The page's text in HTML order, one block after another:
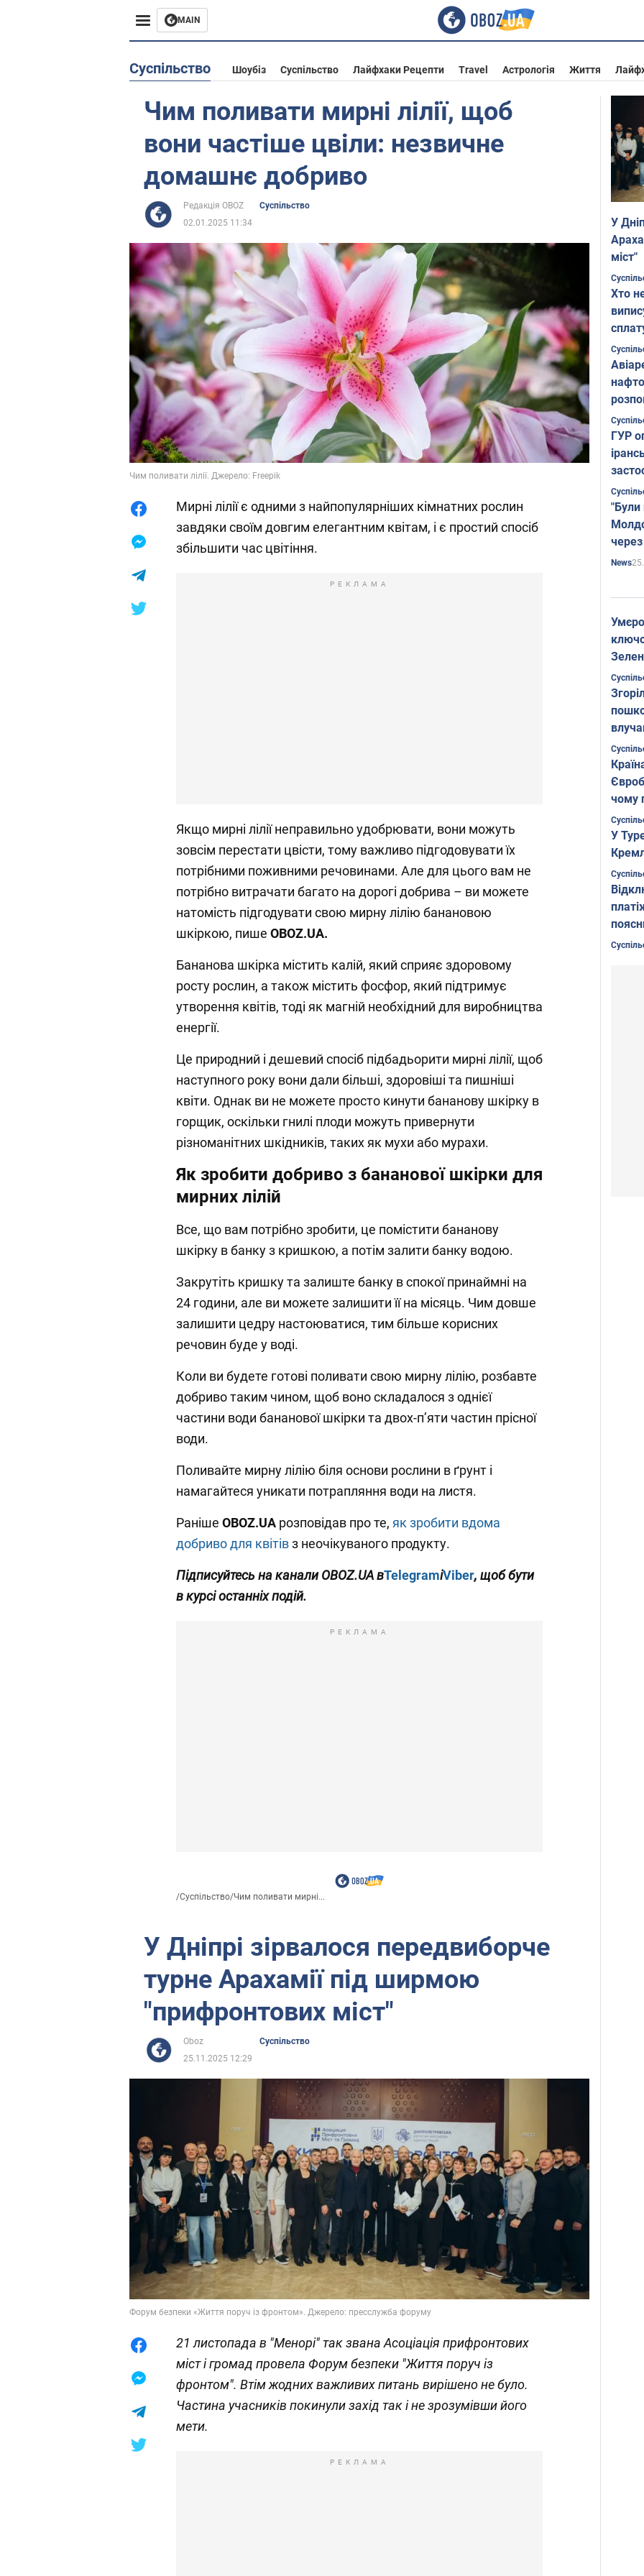
MAIN
Європа
Життя
Суспільство Шоубіз Суспільство Лайфхаки Рецепти Travel Астрологія Життя
Чим поливати мирні лілії, щоб
вони частіше цвіли: незвичне
домашнє добриво
Редакція OBOZ
Суспільство
02.01.2025 11:34
Чим поливати лілії. Джерело: Freepik
Мирні лілії є одними з найпопулярніших кімнатних рослин
завдяки своїм довгим елегантним квітам, і є простий спосіб
збільшити час цвітіння.
РЕКЛАМА
Якщо мирні лілії неправильно удобрювати, вони можуть
зовсім перестати цвісти, тому важливо підгодовувати їх
потрібними поживними речовинами. Але для цього вам не
потрібно витрачати багато на дорогі добрива – ви можете
натомість підгодувати свою мирну лілію банановою
шкіркою, пише OBOZ.UA.
Бананова шкірка містить калій, який сприяє здоровому
росту рослин, а також містить фосфор, який підтримує
утворення квітів, тоді як магній необхідний для виробництва
енергії.
Це природний і дешевий спосіб підбадьорити мирні лілії, щоб
наступного року вони дали більші, здоровіші та пишніші
квіти. Однак ви не можете просто кинути бананову шкірку в
горщик, оскільки гнилі плоди можуть привернути
різноманітних шкідників, таких як мухи або мурахи.
Як зробити добриво з бананової шкірки для
мирних лілій
Все, що вам потрібно зробити, це помістити бананову
шкірку в банку з кришкою, а потім залити банку водою.
Закрутіть кришку та залиште банку в спокої принаймні на
24 години, але ви можете залишити її на місяць. Чим довше
залишити цедру настоюватися, тим більше корисних
речовин буде у воді.
Коли ви будете готові поливати свою мирну лілію, розбавте
добриво таким чином, щоб воно складалося з однієї
частини води бананової шкірки та двох-п’яти частин прісної
води.
Поливайте мирну лілію біля основи рослини в ґрунт і
намагайтеся уникати потрапляння води на листя.
Раніше OBOZ.UA розповідав про те, як зробити вдома
добриво для квітівз неочікуваного продукту.
Підписуйтесь на каналиOBOZ.UAвTelegramіViber, щоб бути
в курсі останніх подій.
РЕКЛАМА
/Суспільство/Чим поливати мирні...
У Дніпрі зірвалося передвиборче
турне Арахамії під ширмою
"прифронтових міст"
Oboz
Суспільство
25.11.2025 12:29
Форум безпеки «Життя поруч із фронтом». Джерело: пресслужба форуму
21 листопада в "Менорі" так звана Асоціація прифронтових
міст і громад провела Форум безпеки "Життя поруч із
фронтом". Втім жодних важливих питань вирішено не було.
Частина учасників покинули захід так і не зрозумівши його
мети.
РЕКЛАМА
У
міст"
Хто
ГУР
"Були
News
Фото
чому
У